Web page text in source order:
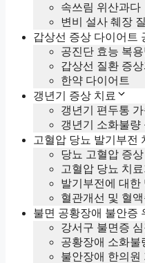
속쓰림 위산과다
변비 설사 췌장
갑상선 증상 다이어트
공진단 효능 복용
갑상선 질환 증
한약 다이어트
갱년기 증상 치료
갱년기 편두통
갱년기 소화불량
고혈압 당뇨 발기부전
당뇨 고혈압 증
고혈압 당뇨 치
발기부전에 대한
혈관개선 및 혈
불면 공황장애 불안증
강서구 불면증
공황장애 소화불
불안장애 한의원